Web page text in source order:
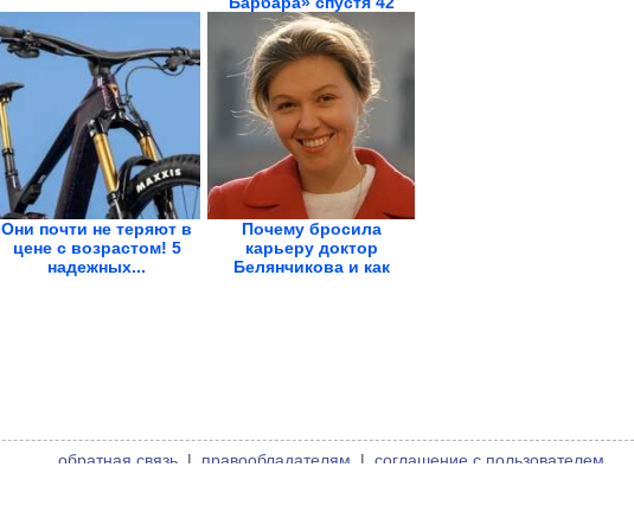
года
Они почти не теряют в
цене с возрастом! 5
надежных...
Почему бросила
карьеру доктор
Белянчикова и как
обратная связь | правообладателям | соглашение с пользователем